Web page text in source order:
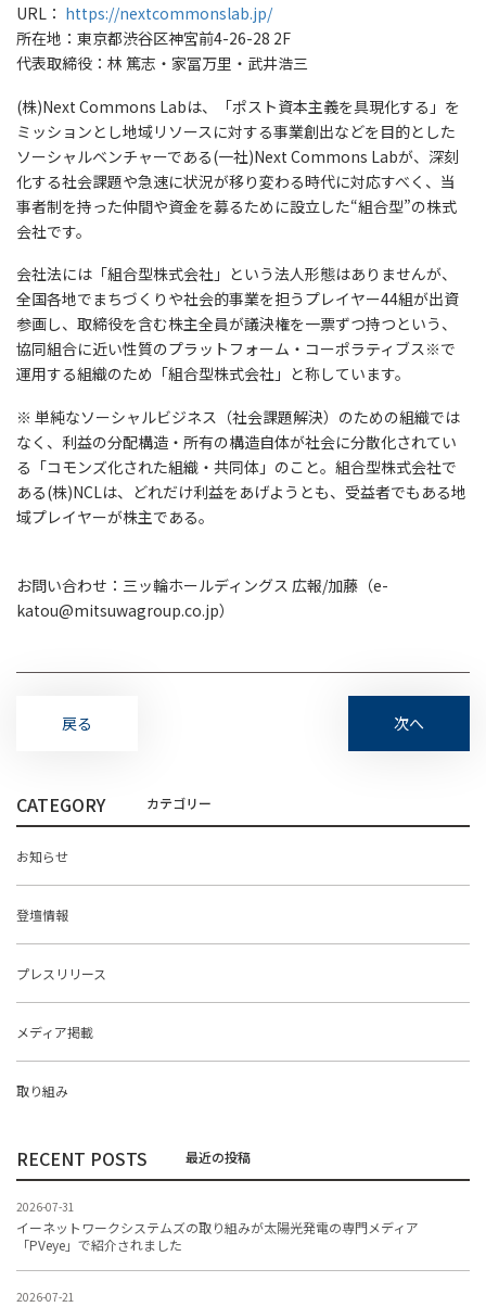
URL： https://nextcommonslab.jp/
所在地：東京都渋谷区神宮前4-26-28 2F
代表取締役：林 篤志・家冨万里・武井浩三
(株)Next Commons Labは、「ポスト資本主義を具現化する」を
ミッションとし地域リソースに対する事業創出などを目的とした
ソーシャルベンチャーである(一社)Next Commons Labが、深刻
化する社会課題や急速に状況が移り変わる時代に対応すべく、当
事者制を持った仲間や資金を募るために設立した“組合型”の株式
会社です。
会社法には「組合型株式会社」という法人形態はありませんが、
全国各地でまちづくりや社会的事業を担うプレイヤー44組が出資
参画し、取締役を含む株主全員が議決権を一票ずつ持つという、
協同組合に近い性質のプラットフォーム・コーポラティブス※で
運用する組織のため「組合型株式会社」と称しています。
※ 単純なソーシャルビジネス（社会課題解決）のための組織では
なく、利益の分配構造・所有の構造自体が社会に分散化されてい
る「コモンズ化された組織・共同体」のこと。組合型株式会社で
ある(株)NCLは、どれだけ利益をあげようとも、受益者でもある地
域プレイヤーが株主である。
お問い合わせ：三ッ輪ホールディングス 広報/加藤（e-
katou@mitsuwagroup.co.jp）
戻る 次へ
CATEGORY
お知らせ
登壇情報
プレスリリース
メディア掲載
取り組み
RECENT POSTS
2026-07-31
イーネットワークシステムズの取り組みが太陽光発電の専門メディア
「PVeye」で紹介されました
2026-07-21